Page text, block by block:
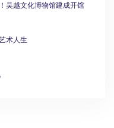
吴越文化博物馆建成开馆
术人生